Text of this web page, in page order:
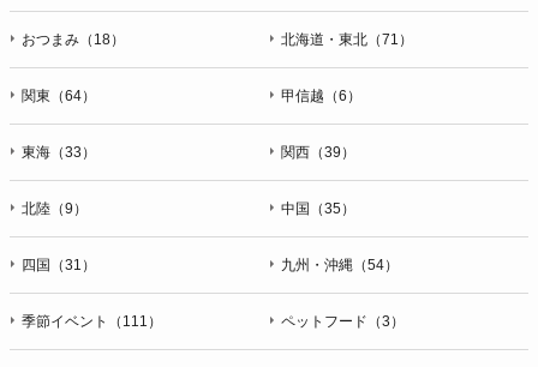
おつまみ（18） 北海道・東北（71）
関東（64） 甲信越（6）
東海（33） 関西（39）
北陸（9） 中国（35）
四国（31） 九州・沖縄（54）
季節イベント（111） ペットフード（3）